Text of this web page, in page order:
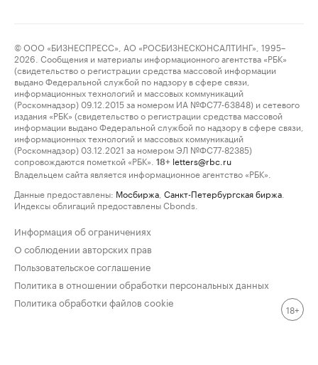
© ООО «БИЗНЕСПРЕСС», АО «РОСБИЗНЕСКОНСАЛТИНГ», 1995–
2026. Сообщения и материалы информационного агентства «РБК»
(свидетельство о регистрации средства массовой информации
выдано Федеральной службой по надзору в сфере связи,
информационных технологий и массовых коммуникаций
(Роскомнадзор) 09.12.2015 за номером ИА №ФС77-63848) и сетевого
издания «РБК» (свидетельство о регистрации средства массовой
информации выдано Федеральной службой по надзору в сфере связи,
информационных технологий и массовых коммуникаций
(Роскомнадзор) 03.12.2021 за номером ЭЛ №ФС77-82385)
сопровождаются пометкой «РБК».
18+ letters@rbc.ru
Владельцем сайта является информационное агентство «РБК».
Данные предоставлены: Мосбиржа Санкт-Петербургская биржа
Индексы облигаций предоставлены Cbonds.
Информация об ограничениях
О соблюдении авторских прав
Пользовательское соглашение
Политика в отношении обработки персональных данных
Политика обработки файлов cookie
18+